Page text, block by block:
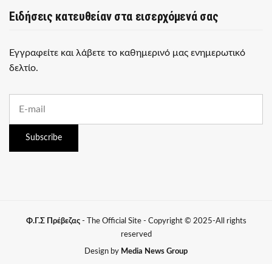
Ειδήσεις κατευθείαν στα εισερχόμενά σας
Εγγραφείτε και λάβετε το καθημερινό μας ενημερωτικό
δελτίο.
a
Subscribe
Φ.Γ.Σ Πρέβεζας- The Official Site - Copyright © 2025-All rights
reserved
Design by Media News Group